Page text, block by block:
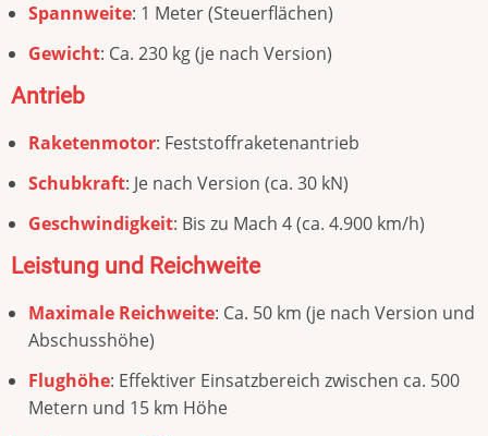
Spannweite: 1 Meter (Steuerflächen)
Gewicht: Ca. 230 kg (je nach Version)
Antrieb
Raketenmotor: Feststoffraketenantrieb
Schubkraft: Je nach Version (ca. 30 kN)
Geschwindigkeit: Bis zu Mach 4 (ca. 4.900 km/h)
Leistung und Reichweite
Maximale Reichweite: Ca. 50 km (je nach Version und
Abschusshöhe)
Flughöhe: Effektiver Einsatzbereich zwischen ca. 500
Metern und 15 km Höhe